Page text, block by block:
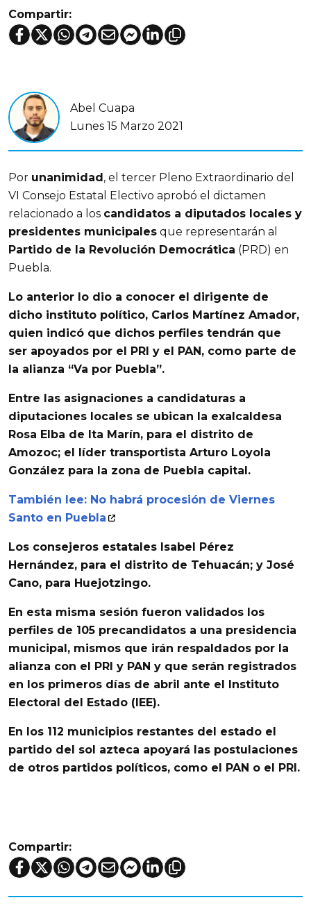
Compartir:
Abel Cuapa
Lunes 15 Marzo 2021
Por unanimidad , el tercer Pleno Extraordinario del
VI Consejo Estatal Electivo aprobó el dictamen
relacionado a los candidatos a diputados locales y
presidentes municipales que representarán al
Partido de la Revolución Democrática (PRD) en
Puebla.
Lo anterior lo dio a conocer el dirigente de
dicho instituto político, Carlos Martínez Amador,
quien indicó que dichos perfiles tendrán que
ser apoyados por el
PRI y el PAN , como parte de
la alianza “Va por Puebla”.
Entre las asignaciones a candidaturas a
diputaciones locales se ubican la exalcaldesa
Rosa Elba de Ita Marín, para el distrito de
Amozoc; el líder transportista Arturo Loyola
González para la zona de Puebla capital.
También lee: No habrá procesión de Viernes
Santo en Puebla
Los consejeros estatales Isabel Pérez
Hernández, para el distrito de Tehuacán; y José
Cano, para Huejotzingo.
En esta misma sesión fueron validados los
perfiles de 105 precandidatos a una presidencia
municipal, mismos que irán respaldados por la
alianza con el PRI y PAN y que serán registrados
en los primeros días de abril ante el Instituto
Electoral del Estado (IEE).
En los 112 municipios restantes del estado el
partido del sol azteca apoyará las postulaciones
de otros partidos políticos, como el PAN o el PRI.
Compartir: